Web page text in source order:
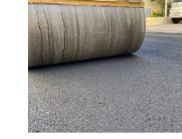
2017
2016
2015
2013
2012
2011